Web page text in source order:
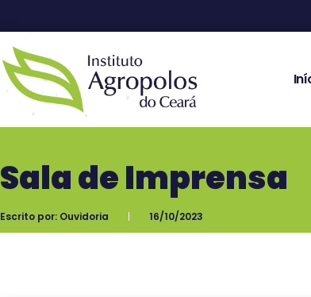
Sala de Imprensa
Escrito por: Ouvidoria 16/10/2023